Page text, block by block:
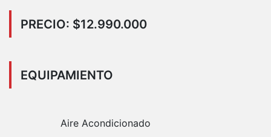
PRECIO: $12.990.000
EQUIPAMIENTO
Aire Acondicionado